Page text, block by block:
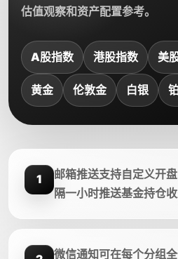
估值观察和资产配置参考。
A股指数 港股指数 美
黄金 伦敦金 白银
1
邮箱推送支持自定义开
隔一小时推送基金持仓收
微信通知可在每个分组